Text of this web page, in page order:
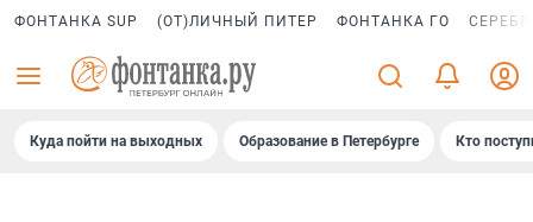
ФОНТАНКА SUP (ОТ)ЛИЧНЫЙ ПИТЕР ФОНТАНКА ГО
Куда пойти на выходных Образование в Петербурге Кто